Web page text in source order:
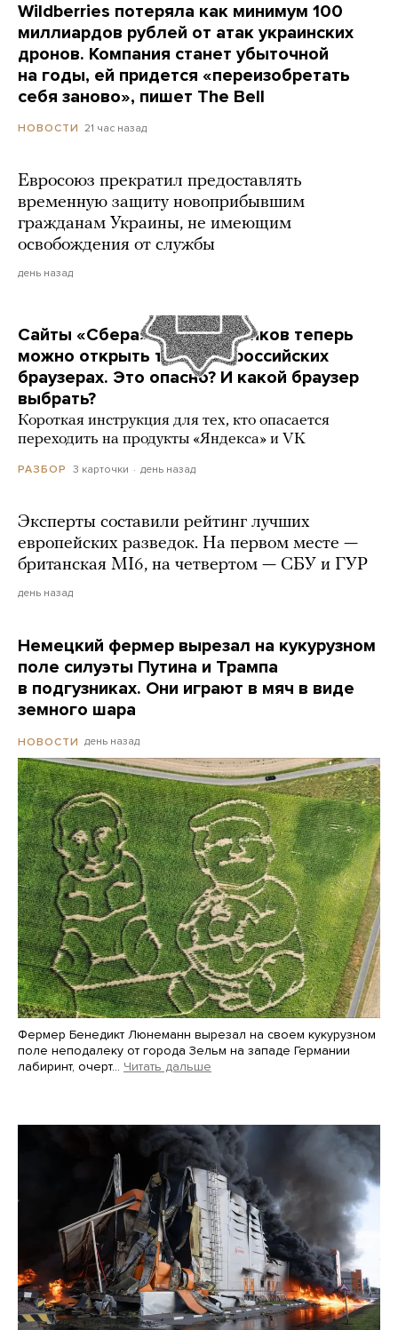
Wildberries потеряла как минимум 100
миллиардов рублей от атак украинских
дронов. Компания станет убыточной
на годы, ей придется «переизобретать
себя заново», пишет The Bell
НОВОСТИ 21 час назад
Евросоюз прекратил предоставлять
временную защиту новоприбывшим
гражданам Украины, не имеющим
освобождения от службы
день назад
Сайты «Сбера» и других банков теперь
можно открыть только в российских
браузерах. Это опасно? И какой браузер
выбрать?
Короткая инструкция для тех, кто опасается
переходить на продукты «Яндекса» и VK
РАЗБОР 3 карточки день назад
Эксперты составили рейтинг лучших
европейских разведок. На первом месте —
британская MI6, на четвертом — СБУ и ГУР
день назад
Немецкий фермер вырезал на кукурузном
поле силуэты Путина и Трампа
в подгузниках. Они играют в мяч в виде
земного шара
НОВОСТИ день назад
Фермер Бенедикт Люнеманн вырезал на своем кукурузном
поле неподалеку от города Зельм на западе Германии
лабиринт, очерт… Читать дальше